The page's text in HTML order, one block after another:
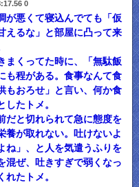
0
が悪くて寝込んでても「仮
えるな」と部屋に凸って来
まくってた時に、「無駄飯
も程がある。食事なんて食
もおろせ」と言い、何か食
たトメ。
だと切れられて急に態度を
養が取れない。吐けないよ
ね」、と人を気遣うふりを
混ぜ、吐きすぎで弱くなっ
たトメ。